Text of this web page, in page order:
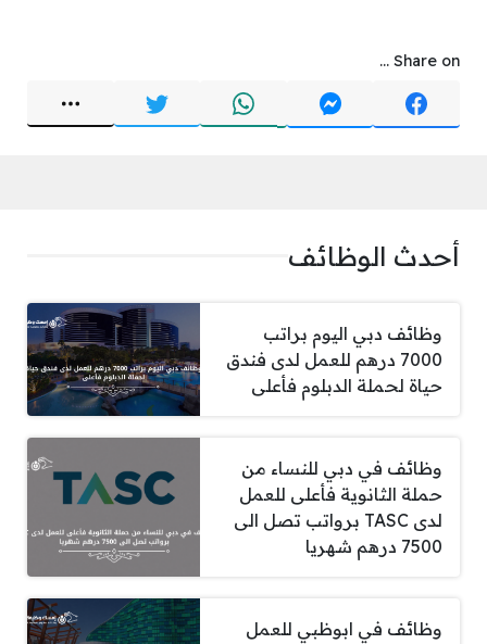
Share on ...
أحدث الوظائف
وظائف دبي اليوم براتب
7000 درهم للعمل لدى فندق
حياة لحملة الدبلوم فأعلى
وظائف في دبي للنساء من
حملة الثانوية فأعلى للعمل
لدى TASC برواتب تصل الى
7500 درهم شهريا
وظائف في ابوظبي للعمل